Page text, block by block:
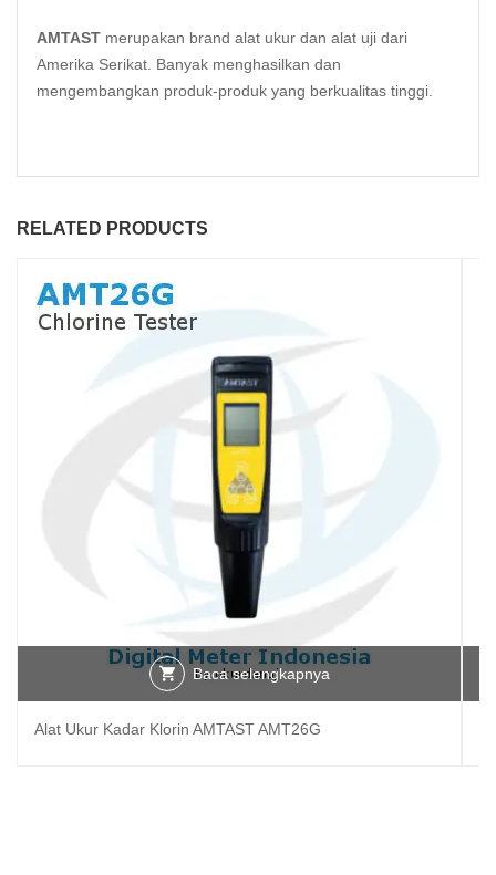
AMTAST merupakan brand alat ukur dan alat uji dari
Amerika Serikat. Banyak menghasilkan dan
mengembangkan produk-produk yang berkualitas tinggi.
RELATED PRODUCTS
Baca selengkapnya
Alat Ukur Kadar Klorin AMTAST AMT26G